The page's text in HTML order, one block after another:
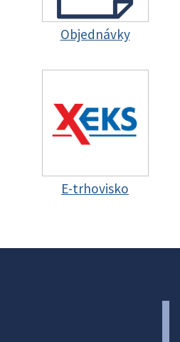
Objednávky
E-trhovisko